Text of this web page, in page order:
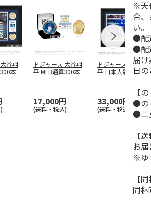
谷翔
本塁
ドジャース 大谷翔
平 MLB通算300本塁
17,000円
(送料・税込)
ドジャース 大谷翔
平 日本人最多53試
33,000円
(送料・税込)
※天
合
い。
●配
●配
届
日の
【
●の
●二
【送
お届
※ゆ
【同
同